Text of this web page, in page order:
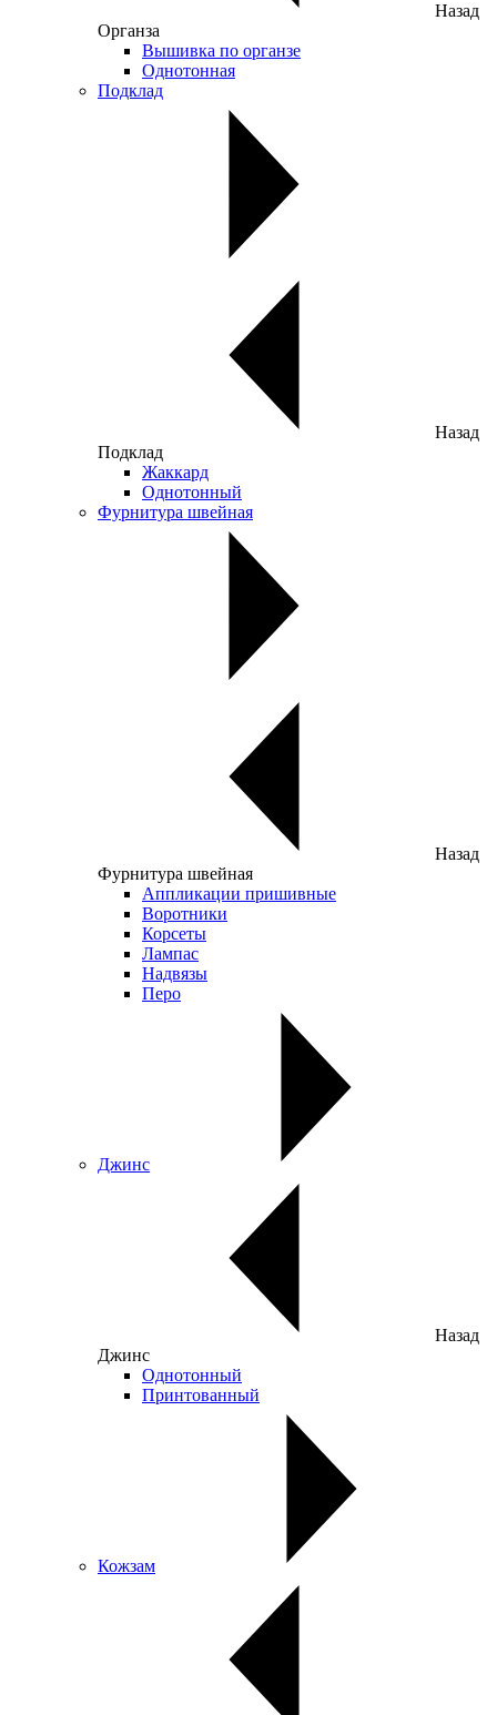
Назад
Органза
Вышивка по органзе
Однотонная
Подклад
Назад
Подклад
Жаккард
Однотонный
Фурнитура швейная
Назад
Фурнитура швейная
Аппликации пришивные
Воротники
Корсеты
Лампас
Надвязы
Перо
Джинс
Назад
Джинс
Однотонный
Принтованный
Кожзам